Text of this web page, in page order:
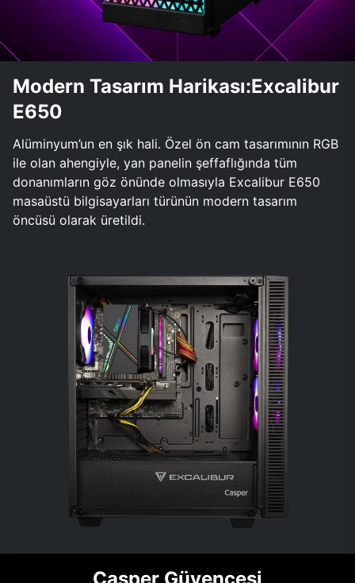
Modern Tasarım Harikası:Excalibur
E650
Alüminyum’un en şık hali. Özel ön cam tasarımının RGB
ile olan ahengiyle, yan panelin şeffaflığında tüm
donanımların göz önünde olmasıyla Excalibur E650
masaüstü bilgisayarları türünün modern tasarım
öncüsü olarak üretildi.